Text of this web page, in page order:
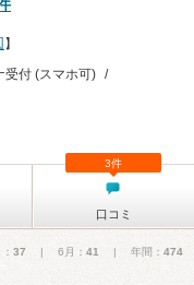
】
受付 (スマホ可)
口コミ
3件
37 | 6月： 41 | 年間： 474